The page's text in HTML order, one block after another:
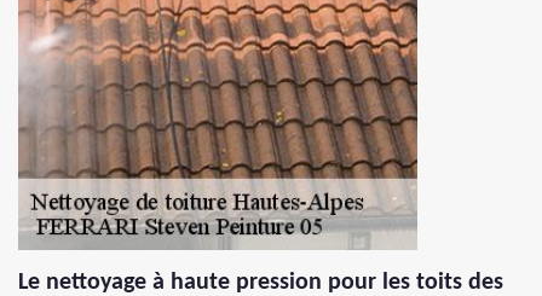
Le nettoyage à haute pression pour les toits des